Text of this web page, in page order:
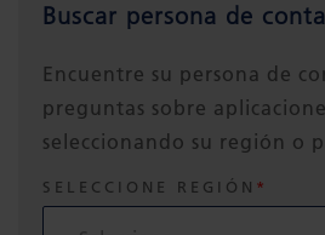
Buscar persona de
Encuentre su persona de
preguntas sobre
seleccionando su región o
SELECCIONE REGIÓN